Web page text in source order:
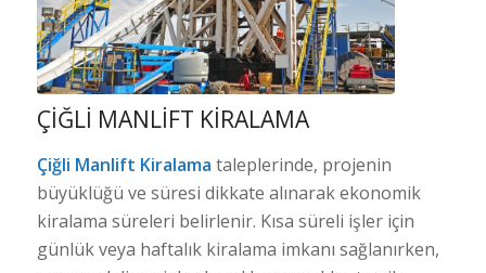
ÇIĞLI MANLIFT KIRALAMA
Çiğli Manlift Kiralama taleplerinde, projenin
büyüklüğü ve süresi dikkate alınarak ekonomik
kiralama süreleri belirlenir. Kısa süreli işler için
günlük veya haftalık kiralama imkanı sağlanırken,